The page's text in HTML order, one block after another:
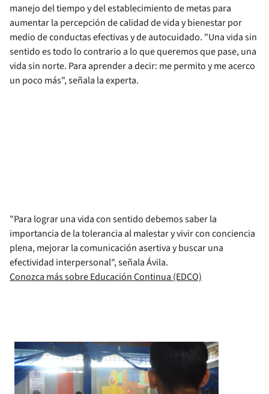
manejo del tiempo y del establecimiento de metas para
aumentar la percepción de calidad de vida y bienestar por
medio de conductas efectivas y de autocuidado. "Una vida sin
sentido es todo lo contrario a lo que queremos que pase, una
vida sin norte. Para aprender a decir: me permito y me acerco
un poco más", señala la experta.
"Para lograr una vida con sentido debemos saber la
importancia de la tolerancia al malestar y vivir con conciencia
plena, mejorar la comunicación asertiva y buscar una
efectividad interpersonal", señala Ávila.
Conozca más sobre Educación Continua (EDCO)